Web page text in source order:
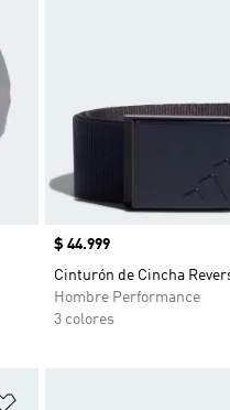
Precio
$ 44.999
Cinturón de Cincha
Hombre Performance
3 colores